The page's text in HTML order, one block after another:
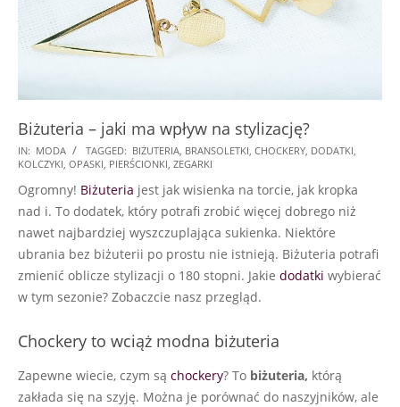
Biżuteria – jaki ma wpływ na stylizację?
2018-
09-
24
IN: MODA TAGGED: BIŻUTERIA, BRANSOLETKI, CHOCKERY, DODATKI,
KOLCZYKI, OPASKI, PIERŚCIONKI, ZEGARKI
Ogromny! Biżuteria jest jak wisienka na torcie, jak kropka
nad i. To dodatek, który potrafi zrobić więcej dobrego niż
nawet najbardziej wyszczuplająca sukienka. Niektóre
ubrania bez biżuterii po prostu nie istnieją. Biżuteria potrafi
zmienić oblicze stylizacji o 180 stopni. Jakie dodatki wybierać
w tym sezonie? Zobaczcie nasz przegląd.
Chockery to wciąż modna biżuteria
Zapewne wiecie, czym są chockery? To biżuteria, którą
zakłada się na szyję. Można je porównać do naszyjników, ale